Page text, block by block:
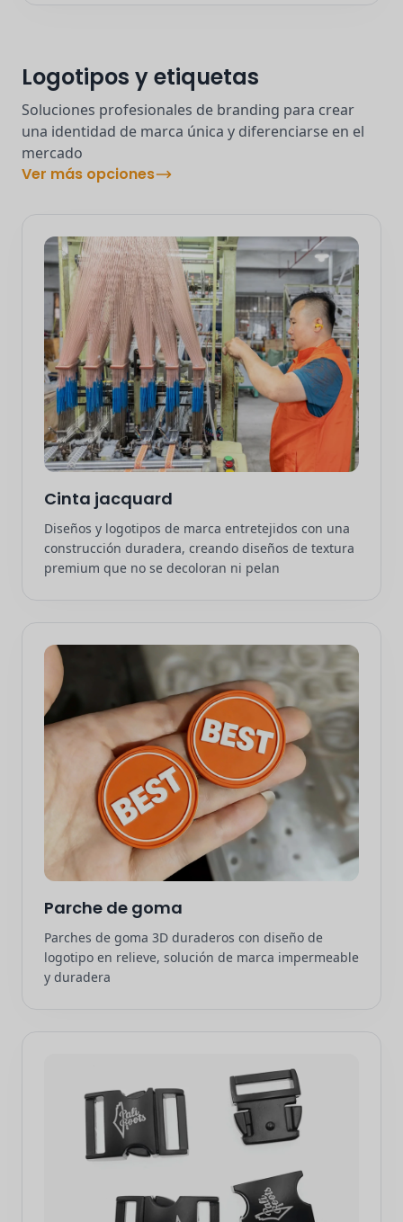
Logotipos y etiquetas
Soluciones profesionales de branding para crear
una identidad de marca única y diferenciarse en el
mercado
Ver más opciones
Cinta jacquard
Diseños y logotipos de marca entretejidos con una
construcción duradera, creando diseños de textura
premium que no se decoloran ni pelan
Parche de goma
Parches de goma 3D duraderos con diseño de
logotipo en relieve, solución de marca impermeable
y duradera